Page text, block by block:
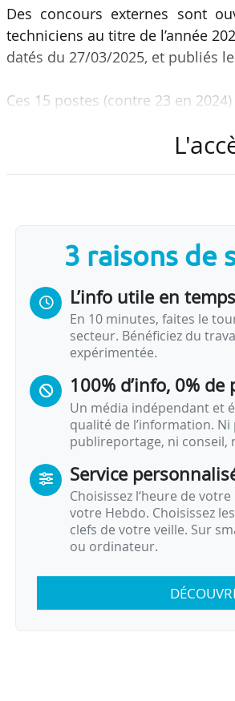
Des concours externes sont
techniciens au titre de l’année
datés du 27/03/2025, et publiés
Ces 15 postes (contre 23 en
• Quatre postes d’assistants
La date d’ouverture des
inscriptions est fixée au 12/05/
L’évolution des postes en
Recrutement des chercheurs et
2018)
3 raisons de
L’info utile en
En 10 minutes, faites le
secteur. Bénéficiez du
expérimentée.
100% d’info, 0% de
Un média indépendant et
qualité de l’information.
publireportage, ni conseil,
Service
Choisissez l‘heure de
votre Hebdo. Choisissez
clefs de votre veille. Sur
ou ordinateur.